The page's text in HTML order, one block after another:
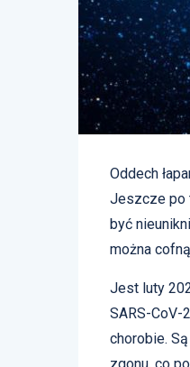
Oddech
Jeszcze po
być
można
Jest luty
SARS-CoV-
chorobie.